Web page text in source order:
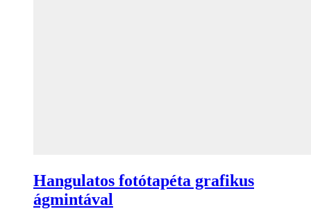
Hangulatos fotótapéta grafikus
ágmintával